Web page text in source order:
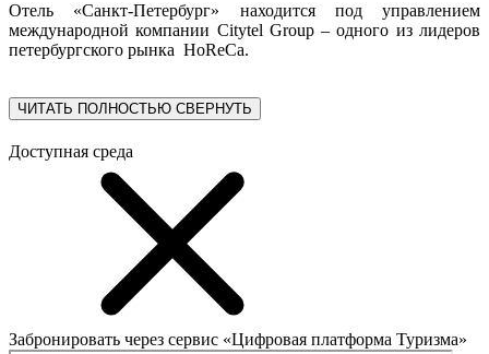
Отель «Санкт-Петербург» находится под управлением
международной компании Citytel Group – одного из лидеров
петербургского рынка HoReCa.
ЧИТАТЬ ПОЛНОСТЬЮ СВЕРНУТЬ
Доступная среда
Забронировать через сервис «Цифровая платформа Туризма»